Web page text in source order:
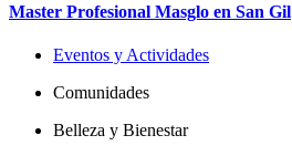
Master Profesional Masglo en San Gil
Eventos y Actividades
Comunidades
Belleza y Bienestar